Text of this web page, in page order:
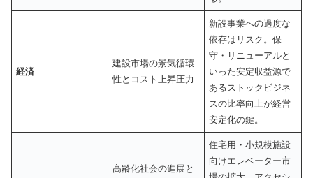
経済
建設市場の景気循環
性とコスト上昇圧力
新設事業への過度な
依存はリスク。保
守・リニューアルと
いった安定収益源で
あるストックビジネ
スの比率向上が経営
安定化の鍵。
高齢化社会の進展と
住宅用・小規模施設
向けエレベーター市